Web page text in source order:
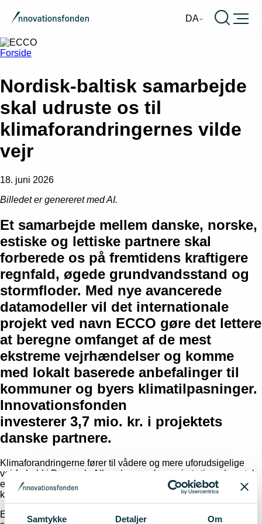
Samtykke Detaljer Om
DA Burger
Forside
Nordisk-baltisk samarbejde
skal udruste os til
klimaforandringernes vilde
vejr
18. juni 2026
Billedet er genereret med AI.
Et samarbejde mellem danske, norske,
estiske og lettiske partnere skal
forberede os på fremtidens kraftigere
regnfald, øgede grundvandsstand og
stormfloder. Med nye avancerede
datamodeller vil det internationale
projekt ved navn ECCO gøre det lettere
at beregne omfanget af de mest
ekstreme vejrhændelser og komme
med lokalt baserede anbefalinger til
kommuner og byers klimatilpasninger.
Innovationsfonden
investerer 3,7 mio. kr. i projektets
danske partnere.
Klimaforandringerne fører til vådere og mere uforudsigelige
vejrforhold i Danmark. Allerede nu oplever vi et stigende antal
ekstreme vejrhændelser, og i fremtiden vil disse udfordringer
kun blive mere udtalte.
Et nordisk-baltisk samarbejde arbejder derfor på at sikre, at vi